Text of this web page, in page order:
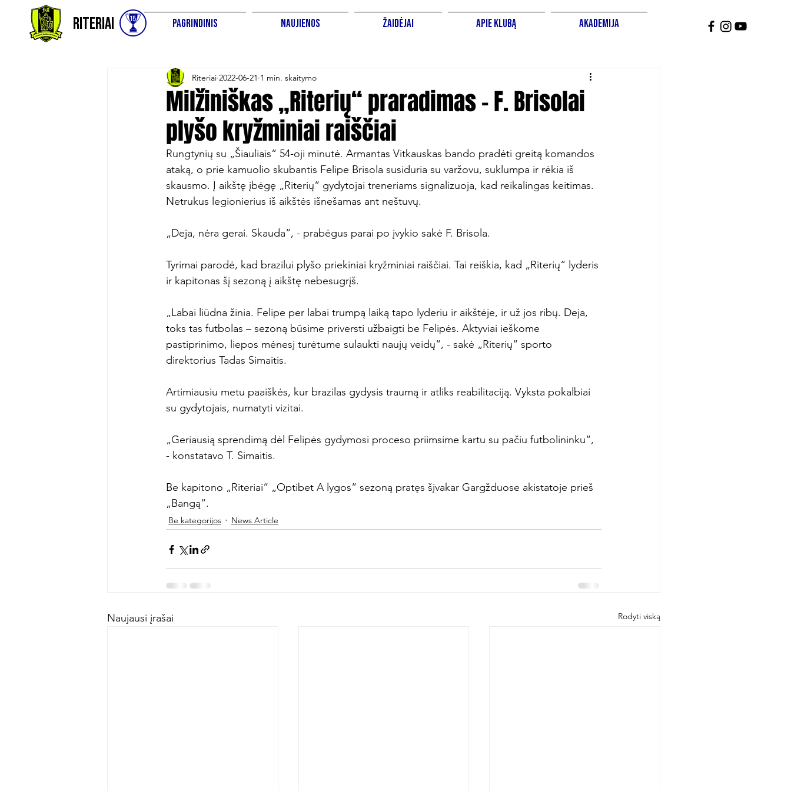
Riteriai Pagrindinis Naujienos Žaidėjai Apie Klubą Akademija
Milžiniškas „Riterių“ praradimas – F. Brisolai
plyšo kryžminiai raiščiai
Riteriai 2022-06-21 1 min. skaitymo
Rungtynių su „Šiauliais“ 54-oji minutė. Armantas Vitkauskas bando pradėti greitą komandos
ataką, o prie kamuolio skubantis Felipe Brisola susiduria su varžovu, suklumpa ir rėkia iš
skausmo. Į aikštę įbėgę „Riterių“ gydytojai treneriams signalizuoja, kad reikalingas keitimas.
Netrukus legionierius iš aikštės išnešamas ant neštuvų.
„Deja, nėra gerai. Skauda“, - prabėgus parai po įvykio sakė F. Brisola.
Tyrimai parodė, kad brazilui plyšo priekiniai kryžminiai raiščiai. Tai reiškia, kad „Riterių“ lyderis
ir kapitonas šį sezoną į aikštę nebesugrįš.
„Labai liūdna žinia. Felipe per labai trumpą laiką tapo lyderiu ir aikštėje, ir už jos ribų. Deja,
toks tas futbolas – sezoną būsime priversti užbaigti be Felipės. Aktyviai ieškome
pastiprinimo, liepos mėnesį turėtume sulaukti naujų veidų“, - sakė „Riterių“ sporto
direktorius Tadas Simaitis.
Artimiausiu metu paaiškės, kur brazilas gydysis traumą ir atliks reabilitaciją. Vyksta pokalbiai
su gydytojais, numatyti vizitai.
„Geriausią sprendimą dėl Felipės gydymosi proceso priimsime kartu su pačiu futbolininku“,
- konstatavo T. Simaitis.
Be kapitono „Riteriai“ „Optibet A lygos“ sezoną pratęs šįvakar Gargžduose akistatoje prieš
„Bangą“.
Be kategorijos News Article
Naujausi įrašai Rodyti viską